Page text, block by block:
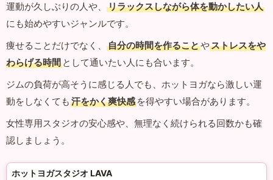
運動が久しぶりの人や、
リラックスしながら体を動かしたい人
にも始めやすいジャンルです。
痩せることだけでなく、
自分の時間を作ることやストレスをや
わらげる時間 として通いたい人にも合います。
ジムの負荷が高そうに感じる人でも、ホットヨガなら激しい運
動をしなくても 汗をかく爽快感 を得やすい場合があります。
女性専用スタジオの安心感や、無理なく続けられる回数かも確
認しましょう。
ホットヨガスタジオ LAVA